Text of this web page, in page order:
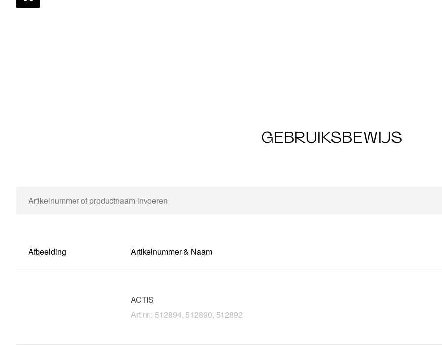
GEBRUIKSBEWIJS
Afbeelding Artikelnummer & Naam
ACTIS
Art.nr.: 512894, 512890, 512892